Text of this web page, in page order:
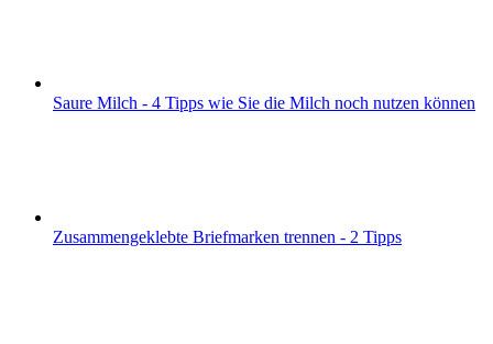
Saure Milch - 4 Tipps wie Sie die Milch noch nutzen können
Zusammengeklebte Briefmarken trennen - 2 Tipps